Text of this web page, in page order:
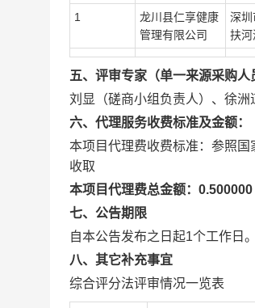
1
龙川县仁享健康
管理有限公司
深圳
扶河
五、评审专家（单一来源采购人
刘显（磋商小组负责人）、徐洲
六、代理服务收费标准及金额：
本项目代理费收费标准：参照
收取
本项目代理费总金额：0.500000
七、公告期限
自本公告发布之日起1个工作日。
八、其它补充事宜
综合评分法评审情况一览表